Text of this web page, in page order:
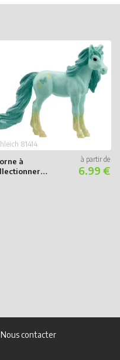
à
81414
6.99 €
Nous contacter